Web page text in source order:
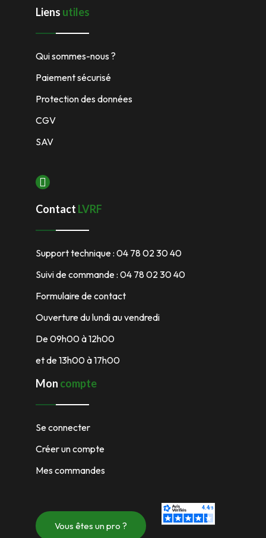
Liens utiles
Qui sommes-nous ?
Paiement sécurisé
Protection des données
CGV
SAV
Contact LVRF
Support technique : 04 78 02 30 40
Suivi de commande : 04 78 02 30 40
Formulaire de contact
Ouverture du lundi au vendredi
De 09h00 à 12h00
et de 13h00 à 17h00
Mon compte
Se connecter
Créer un compte
Mes commandes
Vous êtes un pro ?